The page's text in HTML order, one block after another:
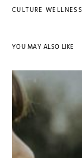
CULTURE WELLNESS
YOU MAY ALSO LIKE